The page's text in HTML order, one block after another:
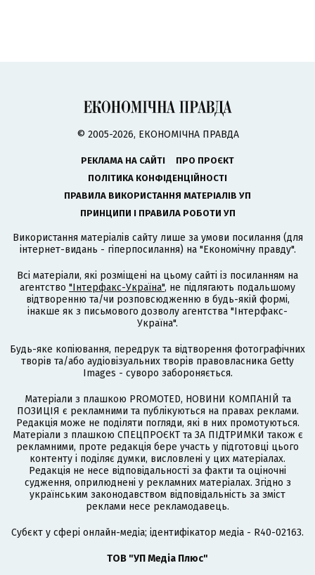
© 2005-2026, ЕКОНОМІЧНА ПРАВДА
РЕКЛАМА НА САЙТІ
ПРО ПРОЄКТ
ПОЛІТИКА КОНФІДЕНЦІЙНОСТІ
ПРАВИЛА ВИКОРИСТАННЯ МАТЕРІАЛІВ УП
ПРИНЦИПИ І ПРАВИЛА РОБОТИ УП
Використання матеріалів сайту лише за умови посилання (для
інтернет-видань - гіперпосилання) на "Економічну правду".
Всі матеріали, які розміщені на цьому сайті із посиланням на
агентство "Інтерфакс-Україна", не підлягають подальшому
відтворенню та/чи розповсюдженню в будь-якій формі,
інакше як з письмового дозволу агентства "Інтерфакс-
Україна".
Будь-яке копіювання, передрук та відтворення фотографічних
творів та/або аудіовізуальних творів правовласника Getty
Images - суворо забороняється.
Матеріали з плашкою PROMOTED, НОВИНИ КОМПАНІЙ та
ПОЗИЦІЯ є рекламними та публікуються на правах реклами.
Редакція може не поділяти погляди, які в них промотуються.
Матеріали з плашкою СПЕЦПРОЄКТ та ЗА ПІДТРИМКИ також є
рекламними, проте редакція бере участь у підготовці цього
контенту і поділяє думки, висловлені у цих матеріалах.
Редакція не несе відповідальності за факти та оціночні
судження, оприлюднені у рекламних матеріалах. Згідно з
українським законодавством відповідальність за зміст
реклами несе рекламодавець.
Cубєкт у сфері онлайн-медіа; ідентифікатор медіа - R40-02163.
ТОВ "УП Медіа Плюс"